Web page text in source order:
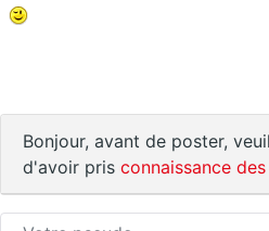
Bonjour, avant de poster,
d'avoir pris connaissance